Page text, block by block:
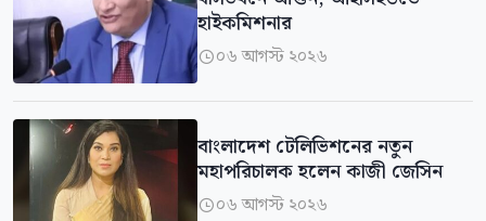
হাইকমিশনার
০৬ আগস্ট ২০২৬
বাংলাদেশ টেলিভিশনের নতুন
মহাপরিচালক হলেন কাজী জেসিন
০৬ আগস্ট ২০২৬